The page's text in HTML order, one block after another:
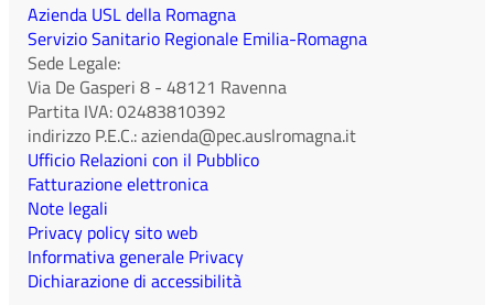
Azienda USL della Romagna
Servizio Sanitario Regionale Emilia-Romagna
Sede Legale:
Via De Gasperi 8 - 48121 Ravenna
Partita IVA:02483810392
indirizzo P.E.C.:azienda@pec.auslromagna.it
Ufficio Relazioni con il Pubblico
Fatturazione elettronica
Note legali
Privacy policy sito web
Informativa generale Privacy
Dichiarazione di accessibilità